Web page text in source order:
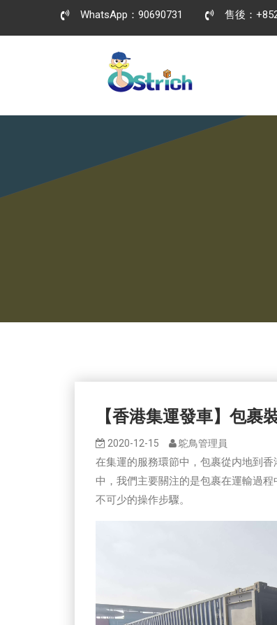
WhatsApp：90690731 售後：
【香港集運發車】包裹
2020-12-15 鴕鳥管理員
在集運的服務環節中，包裹從内地到
中，我們主要關注的是包裹在運輸過
不可少的操作步驟。